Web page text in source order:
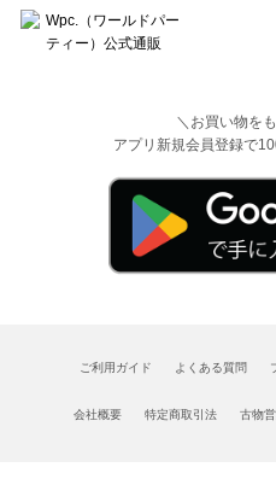
＼お買い物を
アプリ新規会員登録で
ご利用ガイド よくある質問
会社概要 特定商取引法 古物